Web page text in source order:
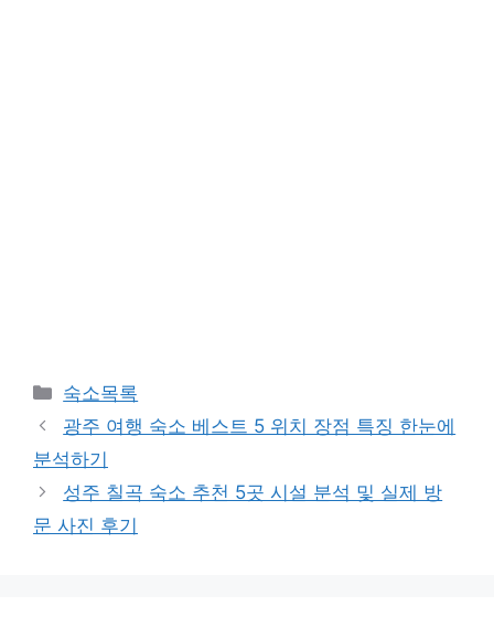
카
테
리
숙소목록
광주 여행 숙소 베스트 5 위치 장점 특징 한눈에
분석하기
성주 칠곡 숙소 추천 5곳 시설 분석 및 실제 방
문 사진 후기